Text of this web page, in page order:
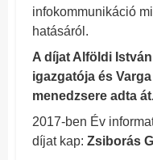
infokommunikáció
hatásáról.
A díjat Alföldi
igazgatója és
menedzsere adta
2017-ben Év
díjat kap: Zsiborás